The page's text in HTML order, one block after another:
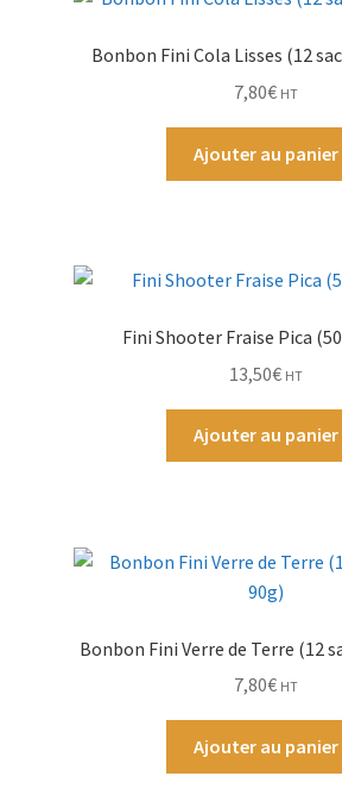
Bonbon Fini Cola Lisses (12
7,80€ HT
Ajouter au panier
Fini Shooter Fraise Pica
13,50€ HT
Ajouter au panier
Bonbon Fini Verre de Terre (12
7,80€ HT
Ajouter au panier